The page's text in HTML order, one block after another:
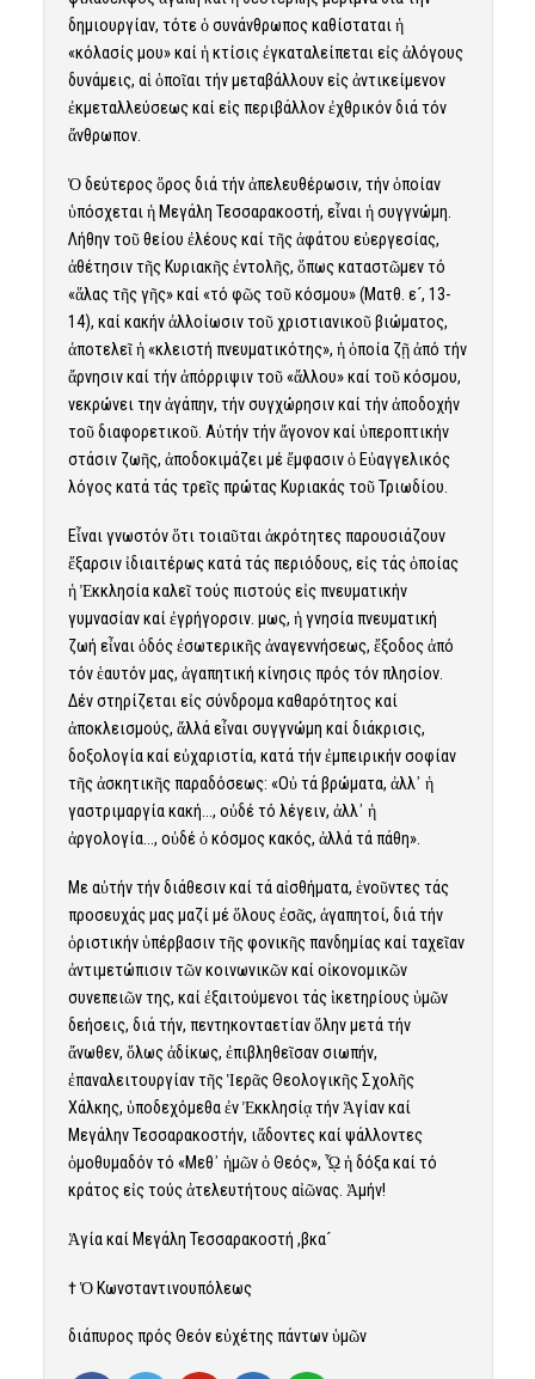
δημιουργίαν, τότε ὁ συνάνθρωπος καθίσταται ἡ
«κόλασίς μου» καί ἡ κτίσις ἐγκαταλείπεται εἰς ἀλόγους
δυνάμεις, αἱ ὁποῖαι τήν μεταβάλλουν εἰς ἀντικείμενον
ἐκμεταλλεύσεως καί εἰς περιβάλλον ἐχθρικόν διά τόν
ἄνθρωπον.
Ὁ δεύτερος ὅρος διά τήν ἀπελευθέρωσιν, τήν ὁποίαν
ὑπόσχεται ἡ Μεγάλη Τεσσαρακοστή, εἶναι ἡ συγγνώμη.
Λήθην τοῦ θείου ἐλέους καί τῆς ἀφάτου εὐεργεσίας,
ἀθέτησιν τῆς Κυριακῆς ἐντολῆς, ὅπως καταστῶμεν τό
«ἅλας τῆς γῆς» καί «τό φῶς τοῦ κόσμου» (Ματθ. ε´, 13-
14), καί κακήν ἀλλοίωσιν τοῦ χριστιανικοῦ βιώματος,
ἀποτελεῖ ἡ «κλειστή πνευματικότης», ἡ ὁποία ζῇ ἀπό τήν
ἄρνησιν καί τήν ἀπόρριψιν τοῦ «ἄλλου» καί τοῦ κόσμου,
νεκρώνει την ἀγάπην, τήν συγχώρησιν καί τήν ἀποδοχήν
τοῦ διαφορετικοῦ. Αὐτήν τήν ἄγονον καί ὑπεροπτικήν
στάσιν ζωῆς, ἀποδοκιμάζει μέ ἔμφασιν ὁ Εὐαγγελικός
λόγος κατά τάς τρεῖς πρώτας Κυριακάς τοῦ Τριωδίου.
Εἶναι γνωστόν ὅτι τοιαῦται ἀκρότητες παρουσιάζουν
ἔξαρσιν ἰδιαιτέρως κατά τάς περιόδους, εἰς τάς ὁποίας
ἡ Ἐκκλησία καλεῖ τούς πιστούς εἰς πνευματικήν
γυμνασίαν καί ἐγρήγορσιν. Ὅμως, ἡ γνησία πνευματική
ζωή εἶναι ὁδός ἐσωτερικῆς ἀναγεννήσεως, ἔξοδος ἀπό
τόν ἑαυτόν μας, ἀγαπητική κίνησις πρός τόν πλησίον.
Δέν στηρίζεται εἰς σύνδρομα καθαρότητος καί
ἀποκλεισμούς, ἄλλά εἶναι συγγνώμη καί διάκρισις,
δοξολογία καί εὐχαριστία, κατά τήν ἐμπειρικήν σοφίαν
τῆς ἀσκητικῆς παραδόσεως: «Οὐ τά βρώματα, ἀλλ᾿ ἡ
γαστριμαργία κακή…, οὐδέ τό λέγειν, ἀλλ᾿ ἡ
ἀργολογία…, οὐδέ ὁ κόσμος κακός, ἀλλά τά πάθη».
Με αὐτήν τήν διάθεσιν καί τά αἰσθήματα, ἑνοῦντες τάς
προσευχάς μας μαζί μέ ὅλους ἐσᾶς, ἀγαπητοί, διά τήν
ὁριστικήν ὑπέρβασιν τῆς φονικῆς πανδημίας καί ταχεῖαν
ἀντιμετώπισιν τῶν κοινωνικῶν καί οἰκονομικῶν
συνεπειῶν της, καί ἐξαιτούμενοι τάς ἱκετηρίους ὑμῶν
δεήσεις, διά τήν, πεντηκονταετίαν ὅλην μετά τήν
ἄνωθεν, ὅλως ἀδίκως, ἐπιβληθεῖσαν σιωπήν,
ἐπαναλειτουργίαν τῆς Ἱερᾶς Θεολογικῆς Σχολῆς
Χάλκης, ὑποδεχόμεθα ἐν Ἐκκλησίᾳ τήν Ἁγίαν καί
Μεγάλην Τεσσαρακοστήν, ιἄδοντες καί ψάλλοντες
ὁμοθυμαδόν τό «Μεθ᾿ ἡμῶν ὁ Θεός», ᾯ ἡ δόξα καί τό
κράτος εἰς τούς ἀτελευτήτους αἰῶνας. Ἀμήν!
Ἁγία καί Μεγάλη Τεσσαρακοστή ,βκα´
† Ὁ Κωνσταντινουπόλεως
διάπυρος πρός Θεόν εὐχέτης πάντων ὑμῶν